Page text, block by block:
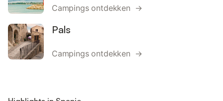
Campings ontdekken →
Pals
Campings ontdekken →